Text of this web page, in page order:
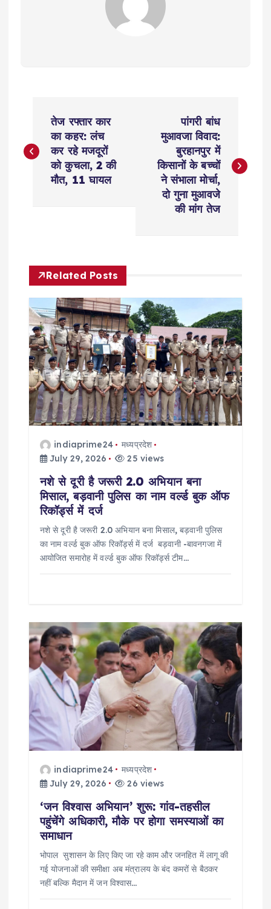
o
a
v
g
a
t
तेज रफ्तार कार
का कहर: लंच
कर रहे मजदूरों
को कुचला, 2 की
मौत, 11 घायल
पांगरी बांध
मुआवजा विवाद:
बुरहानपुर में
किसानों के बच्चों
ने संभाला मोर्चा,
दो गुना मुआवजे
की मांग तेज
Related Posts
indiaprime24
मध्यप्रदेश
July 29, 2026
25 views
नशे से दूरी है जरूरी 2.0 अभियान बना
मिसाल, बड़वानी पुलिस का नाम वर्ल्ड बुक ऑफ
रिकॉर्ड्स में दर्ज
नशे से दूरी है जरूरी 2.0 अभियान बना मिसाल, बड़वानी पुलिस
का नाम वर्ल्ड बुक ऑफ रिकॉर्ड्स में दर्ज बड़वानी -बावनगजा में
आयोजित समारोह में वर्ल्ड बुक ऑफ रिकॉर्ड्स टीम…
indiaprime24
मध्यप्रदेश
July 29, 2026
26 views
‘जन विश्वास अभियान’ शुरू: गांव-तहसील
पहुंचेंगे अधिकारी, मौके पर होगा समस्याओं का
समाधान
भोपाल सुशासन के लिए किए जा रहे काम और जनहित में लागू की
गई योजनाओं की समीक्षा अब मंत्रालय के बंद कमरों से बैठकर
नहीं बल्कि मैदान में जन विश्वास…